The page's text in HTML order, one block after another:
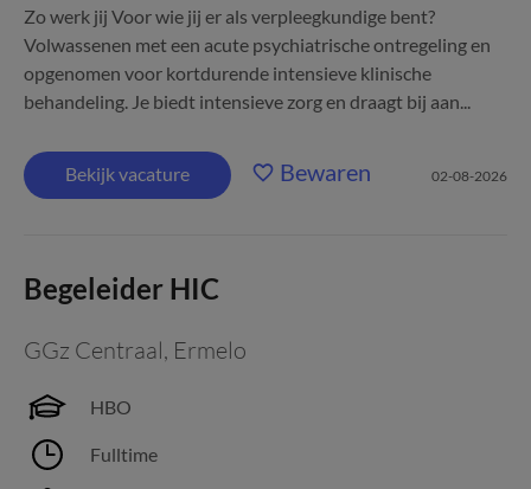
Zo werk jij Voor wie jij er als verpleegkundige bent?
Volwassenen met een acute psychiatrische ontregeling en
opgenomen voor kortdurende intensieve klinische
behandeling. Je biedt intensieve zorg en draagt bij aan...
Bekijk vacature Bewaren 02-08-2026
Begeleider HIC
GGz Centraal, Ermelo
HBO
Fulltime